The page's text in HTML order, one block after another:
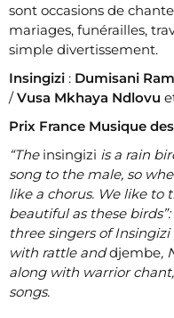
sont occasions de
mariages, funérailles,
simple divertissement.
Insingizi : Dumisani
/Vusa Mkhaya Ndlovu
Prix France Musique
“The insingizi is a rain
song to the male, so
like a chorus. We like to
beautiful as these
three singers of
with rattle anddjembe,
along with warrior
songs.